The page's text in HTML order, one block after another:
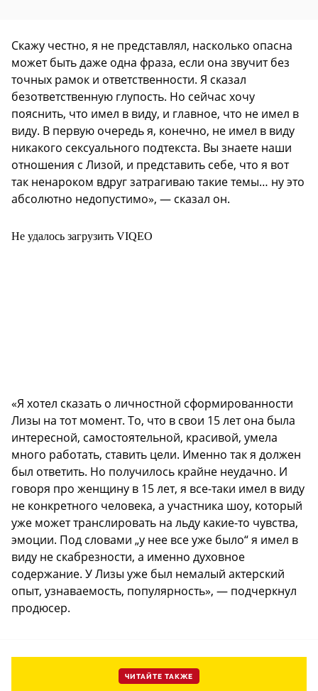
Скажу честно, я не представлял, насколько опасна
может быть даже одна фраза, если она звучит без
точных рамок и ответственности. Я сказал
безответственную глупость. Но сейчас хочу
пояснить, что имел в виду, и главное, что не имел в
виду. В первую очередь я, конечно, не имел в виду
никакого сексуального подтекста. Вы знаете наши
отношения с Лизой, и представить себе, что я вот
так ненароком вдруг затрагиваю такие темы… ну это
абсолютно недопустимо», — сказал он.
Не удалось загрузить VIQEO
«Я хотел сказать о личностной сформированности
Лизы на тот момент. То, что в свои 15 лет она была
интересной, самостоятельной, красивой, умела
много работать, ставить цели. Именно так я должен
был ответить. Но получилось крайне неудачно. И
говоря про женщину в 15 лет, я все-таки имел в виду
не конкретного человека, а участника шоу, который
уже может транслировать на льду какие-то чувства,
эмоции. Под словами „у нее все уже было“ я имел в
виду не скабрезности, а именно духовное
содержание. У Лизы уже был немалый актерский
опыт, узнаваемость, популярность», — подчеркнул
продюсер.
ЧИТАЙТЕ ТАКЖЕ